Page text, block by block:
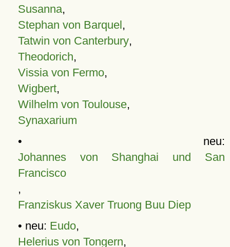
Susanna,
Stephan von Barquel,
Tatwin von Canterbury,
Theodorich,
Vissia von Fermo,
Wigbert,
Wilhelm von Toulouse,
Synaxarium
• neu:
Johannes von Shanghai und San
Francisco
,
Franziskus Xaver Truong Buu Diep
• neu: Eudo,
Helerius von Tongern,